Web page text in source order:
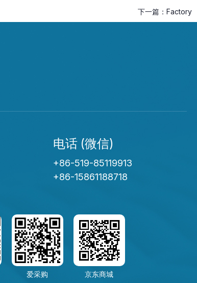
下一篇： Factory
电话 (微信)
+86-519-85119913
+86-15861188718
爱采购 京东商城